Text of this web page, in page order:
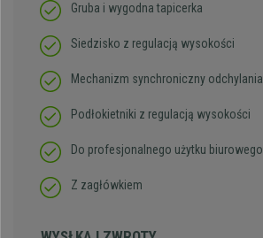
Gruba i wygodna tapicerka
Siedzisko z regulacją wysokości
Mechanizm synchroniczny odchylania
Podłokietniki z regulacją wysokości
Do profesjonalnego użytku biurowego
Z zagłówkiem